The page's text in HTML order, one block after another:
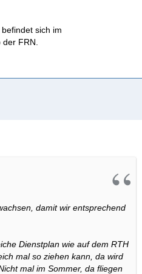
sich im
FRN.
damit wir entsprechend
Dienstplan wie auf dem RTH
mal so ziehen kann, da wird
mal im Sommer, da fliegen